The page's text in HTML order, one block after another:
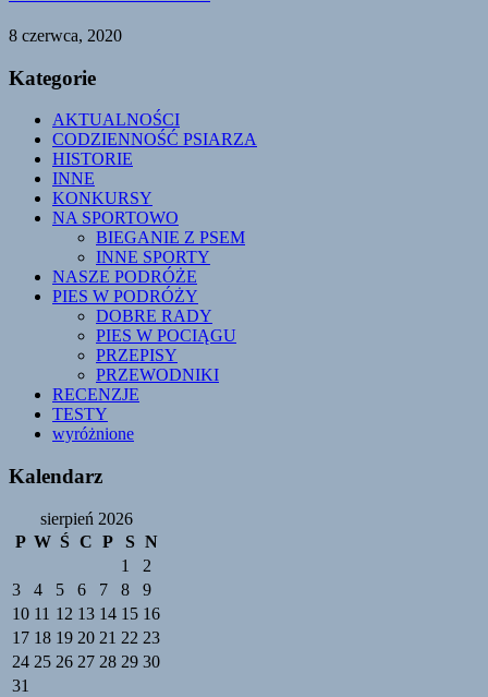
8 czerwca, 2020
Kategorie
AKTUALNOŚCI
CODZIENNOŚĆ PSIARZA
HISTORIE
INNE
KONKURSY
NA SPORTOWO
BIEGANIE Z PSEM
INNE SPORTY
NASZE PODRÓŻE
PIES W PODRÓŻY
DOBRE RADY
PIES W POCIĄGU
PRZEPISY
PRZEWODNIKI
RECENZJE
TESTY
wyróżnione
Kalendarz
sierpień 2026
P W Ś C P S N
1
2
3
4 5 6 7 8
9
10 11 12 13 14 15 16
17 18 19 20 21 22 23
24 25 26 27 28 29 30
31